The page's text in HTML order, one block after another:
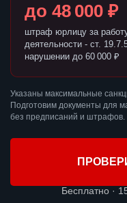
до 48 000 ₽
штраф юрлицу за
деятельности - ст.
нарушении до 60 000 ₽
Указаны максимальные
Подготовим документы для
без предписаний и штрафов.
Бесплатно ·